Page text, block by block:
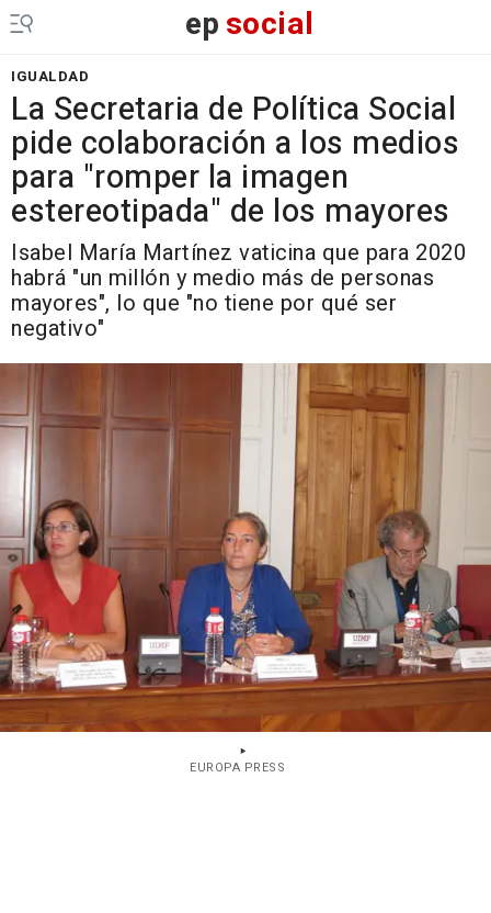
epsocial
IGUALDAD
La Secretaria de Política Social
pide colaboración a los medios
para "romper la imagen
estereotipada" de los mayores
Isabel María Martínez vaticina que para 2020
habrá "un millón y medio más de personas
mayores", lo que "no tiene por qué ser
negativo"
EUROPA PRESS